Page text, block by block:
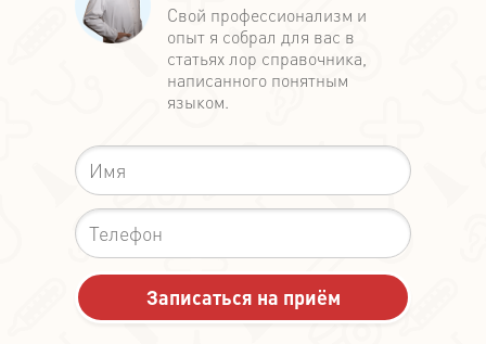
Свой профессионализм и
опыт я собрал для вас в
статьях лор справочника,
написанного понятным
языком.